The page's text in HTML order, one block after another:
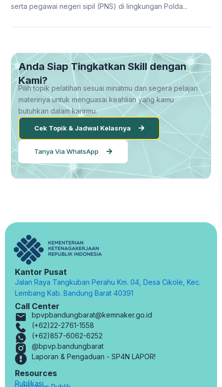
serta pegawai negeri sipil (PNS) di lingkungan Polda...
Anda Siap Tingkatkan Skill dengan
Kami?
Pilih topik pelatihan sesuai minatmu dan segera pelajari
materinya untuk menguasai keahlian yang kamu
butuhkan dalam karirmu.
Cek Topik & Jadwal Kelasnya
Tanya Via WhatsApp
Kantor Pusat
Jalan Raya Tangkuban Perahu Km. 04, Desa Cikole, Kec.
Lembang Kab. Bandung Barat 40391
Call Center
bpvpbandungbarat@kemnaker.go.id
(+62)22-2761-1558
(+62)857-6062-6252
@bpvp.bandungbarat
Laporan & Pengaduan - SP4N LAPOR!
Resources
Publikasi